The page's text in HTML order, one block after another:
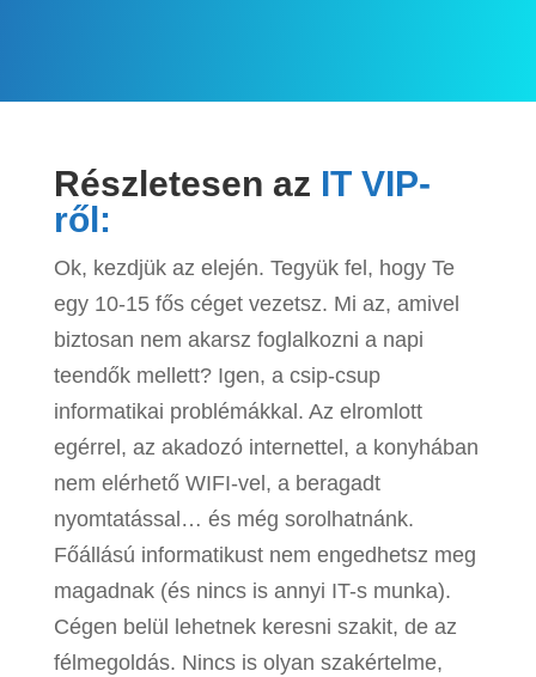
Részletesen az IT VIP-
ről:
Ok, kezdjük az elején. Tegyük fel, hogy Te
egy 10-15 fős céget vezetsz. Mi az, amivel
biztosan nem akarsz foglalkozni a napi
teendők mellett? Igen, a csip-csup
informatikai problémákkal. Az elromlott
egérrel, az akadozó internettel, a konyhában
nem elérhető WIFI-vel, a beragadt
nyomtatással… és még sorolhatnánk.
Főállású informatikust nem engedhetsz meg
magadnak (és nincs is annyi IT-s munka).
Cégen belül lehetnek keresni szakit, de az
félmegoldás. Nincs is olyan szakértelme,